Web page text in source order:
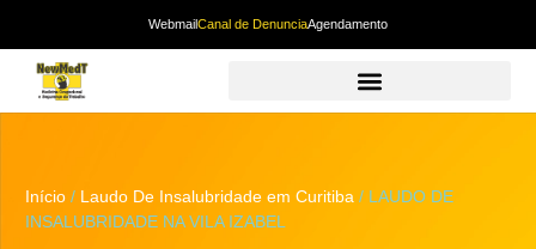
WebmailCanal de DenunciaAgendamento
Início / Laudo De Insalubridade em Curitiba / LAUDO DE
INSALUBRIDADE NA VILA IZABEL